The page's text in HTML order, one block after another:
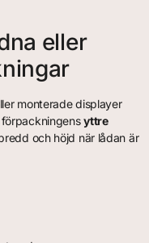
eller
monterade displayer
förpackningensyttre
och höjd när lådan är